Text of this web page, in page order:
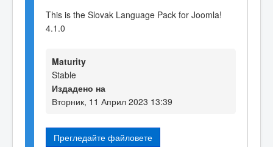
This is the Slovak Language Pack for Joomla!
4.1.0
Maturity
Stable
Издадено на
Вторник, 11 Април 2023 13:39
Прегледайте файловете